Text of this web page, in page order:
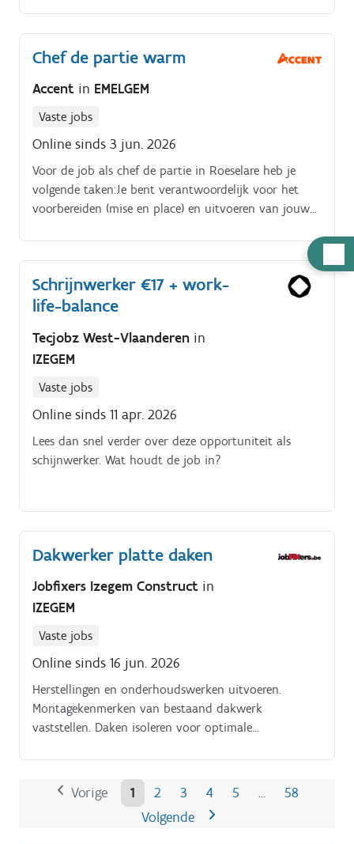
met naaien is een plus, maar motivatie en oog voor
kwaliteit zijn minstens even belangrijk.
Chef de partie warm
Accent in EMELGEM
Vaste jobs
Online sinds 3 jun. 2026
Voor de job als chef de partie in Roeselare heb je
volgende taken:Je bent verantwoordelijk voor het
voorbereiden (mise en place) en uitvoeren van jouw
het keukenteam en steunt indien nodig andere
collega’s, want samenwerking staat hier centraal.
Schrijnwerker €17 + work-
life-balance
Tecjobz West-Vlaanderen in
IZEGEM
Vaste jobs
Online sinds 11 apr. 2026
Lees dan snel verder over deze opportuniteit als
schijnwerker. Wat houdt de job in?
Dakwerker platte daken
Jobfixers Izegem Construct in
IZEGEM
Vaste jobs
Online sinds 16 jun. 2026
Herstellingen en onderhoudswerken uitvoeren.
Montagekenmerken van bestaand dakwerk
vaststellen. Daken isoleren voor optimale
Vorige 1 2 3 4 5
58
Volgende